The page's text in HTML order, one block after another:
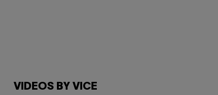
VIDEOS BY VICE